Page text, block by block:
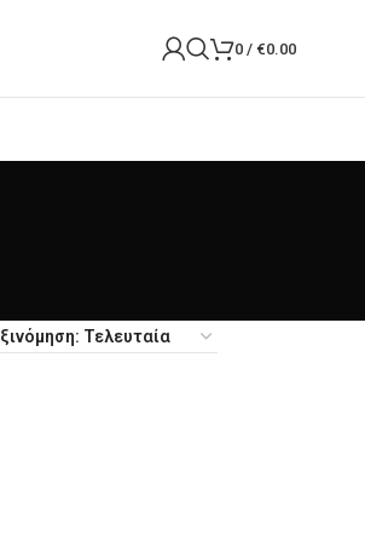
0 / €0.00